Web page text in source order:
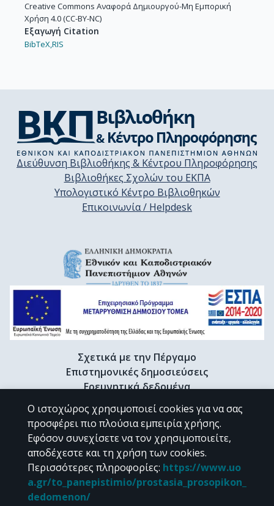
Creative Commons Αναφορά Δημιουργού-Μη Εμπορική
Χρήση 4.0 (CC-BY-NC)
Εξαγωγή Citation
BibTeX,RIS
Διεύθυνση Βιβλιοθήκης & Κέντρου Πληροφόρησης
Βιβλιοθήκες Σχολών του ΕΚΠΑ
Υπολογιστικό Κέντρο Βιβλιοθηκών
Επικοινωνία / Helpdesk
Σχετικά με την Πέργαμο
Επιστημονικές δημοσιεύσεις
Ερευνητικά δεδομένα
Διδακτορικές διατριβές & Γκρίζα βιβλιογραφία
Προφίλ Ερευνητή
CC BY-NC 4.0
Εκτός αν αναφέρεται διαφορετικά, το υλικό της "Περγάμου" διατίθεται
Ο ιστοχώρος χρησιμοποιεί cookies για να σας
προσφέρει πιο πλούσια εμπειρία χρήσης.
Εφόσον συνεχίσετε να τον χρησιμοποιείτε,
αποδέχεστε και τη χρήση των cookies.
Περισσότερες πληροφορίες: https://www.uo
a.gr/to_panepistimio/prostasia_prosopikon_
dedomenon/